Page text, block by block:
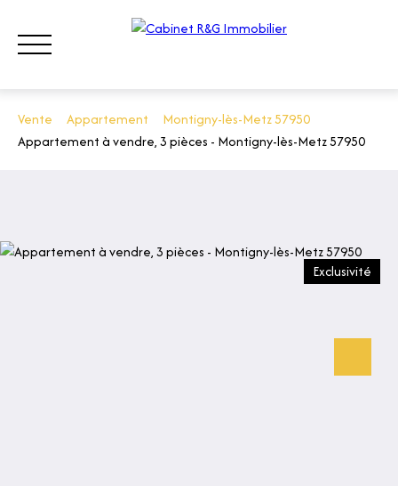
Vente Appartement
Montigny-lès-Metz 57950
Appartement à vendre, 3 pièces - Montigny-lès-Metz 57950
Exclusivité